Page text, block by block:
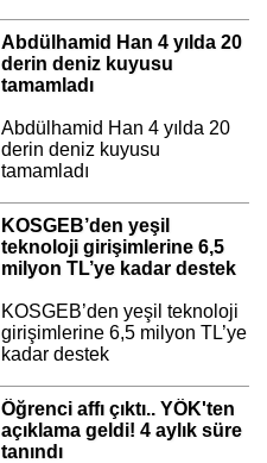
Abdülhamid Han 4 yılda 20
derin deniz kuyusu
tamamladı
Abdülhamid Han 4 yılda 20
derin deniz kuyusu
tamamladı
KOSGEB’den yeşil
teknoloji girişimlerine 6,5
milyon TL’ye kadar destek
KOSGEB’den yeşil teknoloji
girişimlerine 6,5 milyon TL’ye
kadar destek
Öğrenci affı çıktı.. YÖK'ten
açıklama geldi! 4 aylık süre
tanındı